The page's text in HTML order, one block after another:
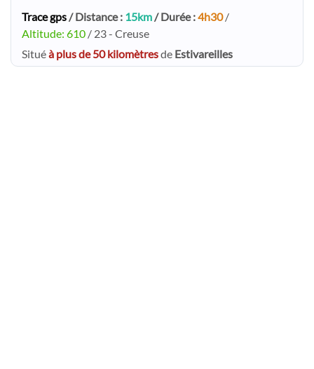
Trace gps/ Distance : 15km/ Durée :4h30/
Altitude: 610 / 23 - Creuse
Situéà plus de 50 kilomètresde Estivareilles